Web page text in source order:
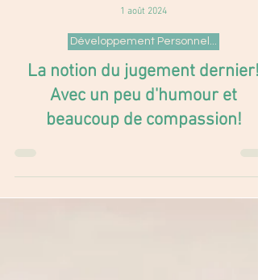
1 août 2024
Développement Personnel...
Avec un peu d'humour et
beaucoup de compassion!